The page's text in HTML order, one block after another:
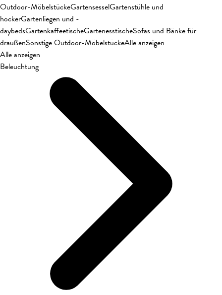
Outdoor-MöbelstückeGartensesselGartenstühle und
hockerGartenliegen und -
daybedsGartenkaffeetischeGartenesstischeSofas und Bänke für
draußenSonstige Outdoor-MöbelstückeAlle anzeigen
Alle anzeigen
Beleuchtung